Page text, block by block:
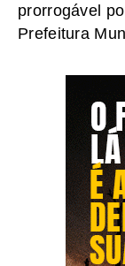
prorrogável
Prefeitura